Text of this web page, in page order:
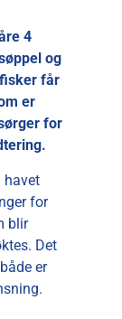
4
og
får
er
for
havet
for
blir
Det
er